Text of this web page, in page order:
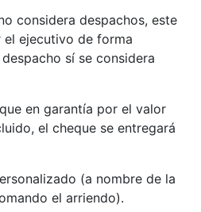
considera despachos, este
ejecutivo de forma
sí se considera
en garantía por el valor
el cheque se entregará
(a nombre de la
el arriendo).